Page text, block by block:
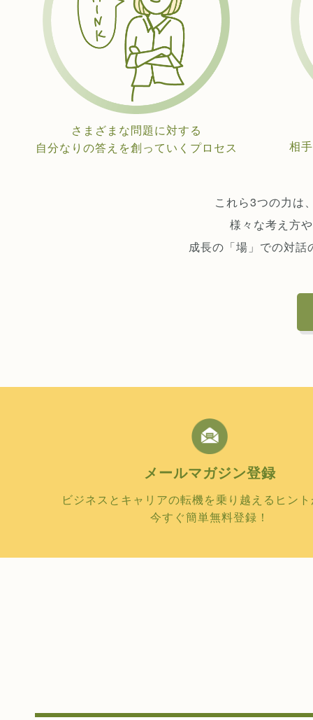
さまざまな問題に対する
自分なりの答えを創っていくプロセス
相
これら3つの力は
様々な考え方
成長の「場」での対
メールマガジン登録
ビジネスとキャリアの転機を乗り越えるヒン
今すぐ簡単無料登録！